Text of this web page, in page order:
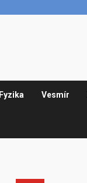
Vesmír